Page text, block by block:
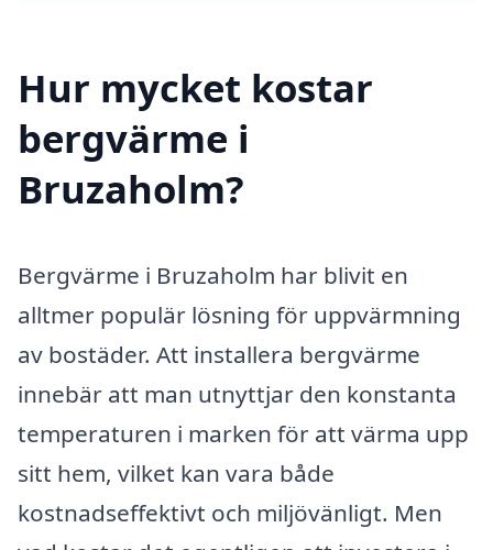
Hur mycket kostar
bergvärme i
Bruzaholm?
Bergvärme i Bruzaholm har blivit en
alltmer populär lösning för uppvärmning
av bostäder. Att installera bergvärme
innebär att man utnyttjar den konstanta
temperaturen i marken för att värma upp
sitt hem, vilket kan vara både
kostnadseffektivt och miljövänligt. Men